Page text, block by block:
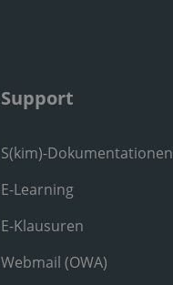
Support
S(kim)-Dokumentationen
E-Learning
E-Klausuren
Webmail (OWA)